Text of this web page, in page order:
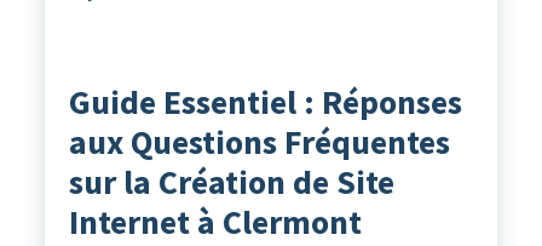
Guide Essentiel : Réponses
aux Questions Fréquentes
sur la Création de Site
Internet à Clermont